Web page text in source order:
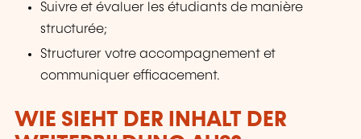
Suivre et évaluer les étudiants de manière
structurée;
Structurer votre accompagnement et
communiquer efficacement.
WIE SIEHT DER INHALT DER